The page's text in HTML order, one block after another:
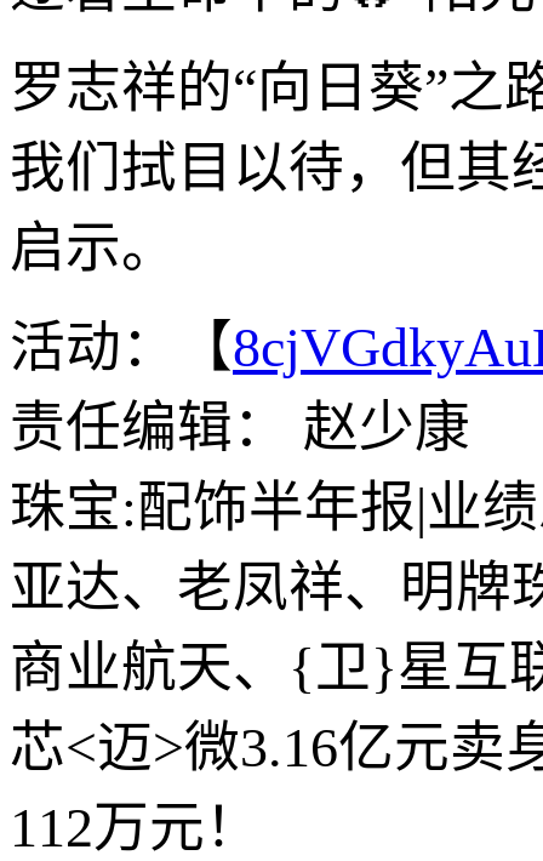
罗志祥的“向日葵”之
我们拭目以待，但其
启示。
活动：【
责任编辑： 赵少康
珠宝:配饰半年报|业
亚达、老凤祥、明牌
商业航天、{卫}星互
芯<迈>微3.16亿元卖
112万元！